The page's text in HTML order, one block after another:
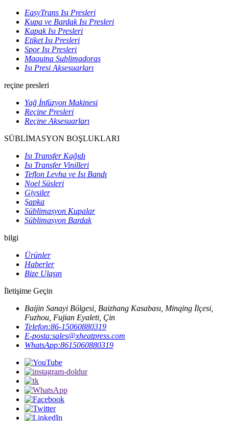
EasyTrans Isı Presleri
Kupa ve Bardak Isı Presleri
Kapak Isı Presleri
Etiket Isı Presleri
Spor Isı Presleri
Maquina Sublimadoras
Isı Presi Aksesuarları
reçine presleri
Yağ İnfüzyon Makinesi
Reçine Presleri
Reçine Aksesuarları
SÜBLİMASYON BOŞLUKLARI
Isı Transfer Kağıdı
Isı Transfer Vinilleri
Teflon Levha ve Isı Bandı
Noel Süsleri
Giysiler
Şapka
Süblimasyon Kupalar
Süblimasyon Bardak
bilgi
Ürünler
Haberler
Bize Ulaşın
İletişime Geçin
Baijin Sanayi Bölgesi, Baizhang Kasabası, Minqing İlçesi,
Fuzhou, Fujian Eyaleti, Çin
Telefon:86-15060880319
E-posta:sales@xheatpress.com
WhatsApp:8615060880319